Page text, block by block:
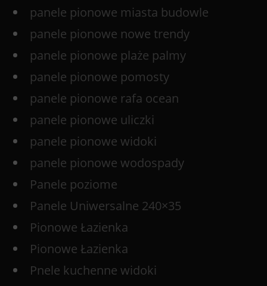
panele pionowe miasta budowle
panele pionowe nowe trendy
panele pionowe plaże palmy
panele pionowe pomosty
panele pionowe rafa ocean
panele pionowe uliczki
panele pionowe widoki
panele pionowe wodospady
Panele poziome
Panele Uniwersalne 240×35
Pionowe Łazienka
Pionowe Łazienka
Pnele kuchenne widoki